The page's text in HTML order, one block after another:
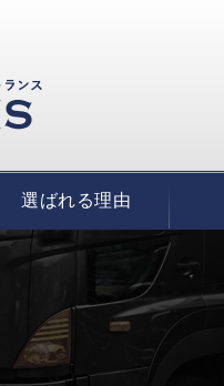
選ばれる理由